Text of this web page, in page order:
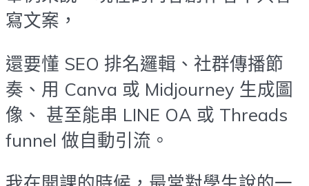
寫文案，
還要懂 SEO 排名邏輯、社群傳播節
奏、用 Canva 或 Midjourney 生成圖
像、 甚至能串 LINE OA 或 Threads
funnel 做自動引流。